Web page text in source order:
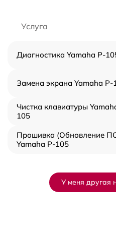
Услуга
Диагностика Yamaha P-
Замена экрана Yamaha P-
Чистка клавиатуры
105
Прошивка (Обновление
Yamaha P-105
У меня другая